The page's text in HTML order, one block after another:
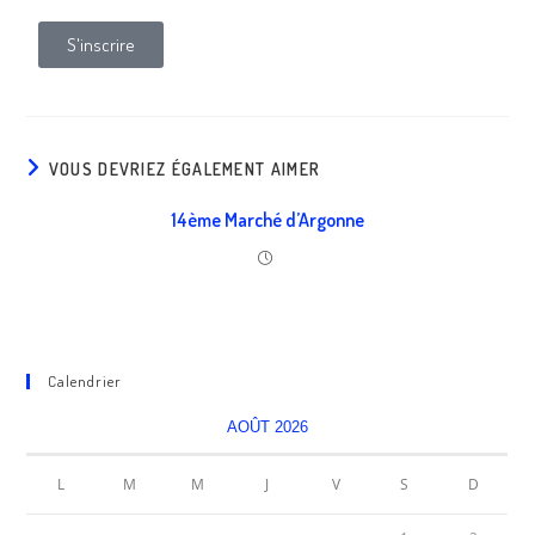
S'inscrire
VOUS DEVRIEZ ÉGALEMENT AIMER
14ème Marché d’Argonne
Calendrier
AOÛT 2026
L M M J V S D